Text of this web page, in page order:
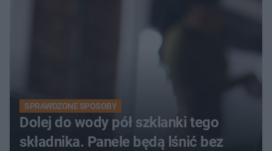
SPRAWDZONE SPOSOBY
Dolej do wody pół szklanki tego
składnika. Panele będą lśnić bez